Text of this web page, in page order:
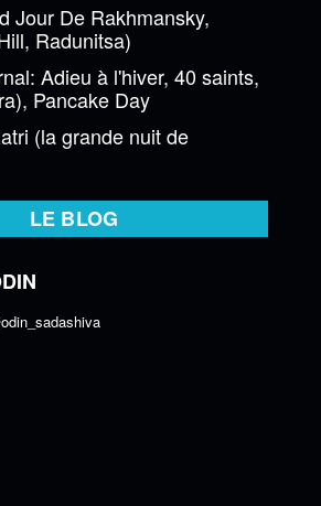
Jour De Rakhmansky,
Radunitsa)
Adieu à l'hiver, 40 saints,
Pancake Day
(la grande nuit de
LE BLOG